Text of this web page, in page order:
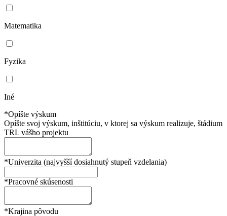
Matematika
Fyzika
Iné
*Opíšte výskum
Opíšte svoj výskum, inštitúciu, v ktorej sa výskum realizuje, štádium
TRL vášho projektu
*Univerzita (najvyšší dosiahnutý stupeň vzdelania)
*Pracovné skúsenosti
*Krajina pôvodu